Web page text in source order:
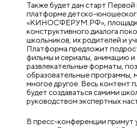
Также будет дан старт
платформе детско-
«КИНОСФЕРУМ.РФ»,
конструктивного диалога
школьников, их родителей и
Платформа предложит
фильмы и сериалы, анимацию и
развлекательные форматы,
образовательные программы,
многое другое. Весь контент
будет создаваться самими
руководством экспертных
В пресс-конференции примут